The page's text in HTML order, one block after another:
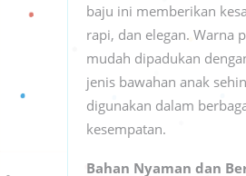
baju ini memberikan
rapi, dan elegan. Warna
mudah dipadukan
jenis bawahan anak
digunakan dalam
kesempatan.
Bahan Nyaman dan